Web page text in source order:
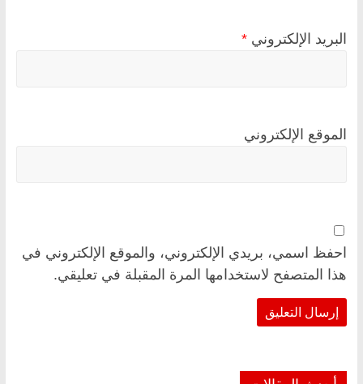
البريد الإلكتروني *
الموقع الإلكتروني
احفظ اسمي، بريدي الإلكتروني، والموقع الإلكتروني في
هذا المتصفح لاستخدامها المرة المقبلة في تعليقي.